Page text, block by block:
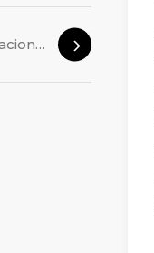
Cine para las vacaciones de invierno